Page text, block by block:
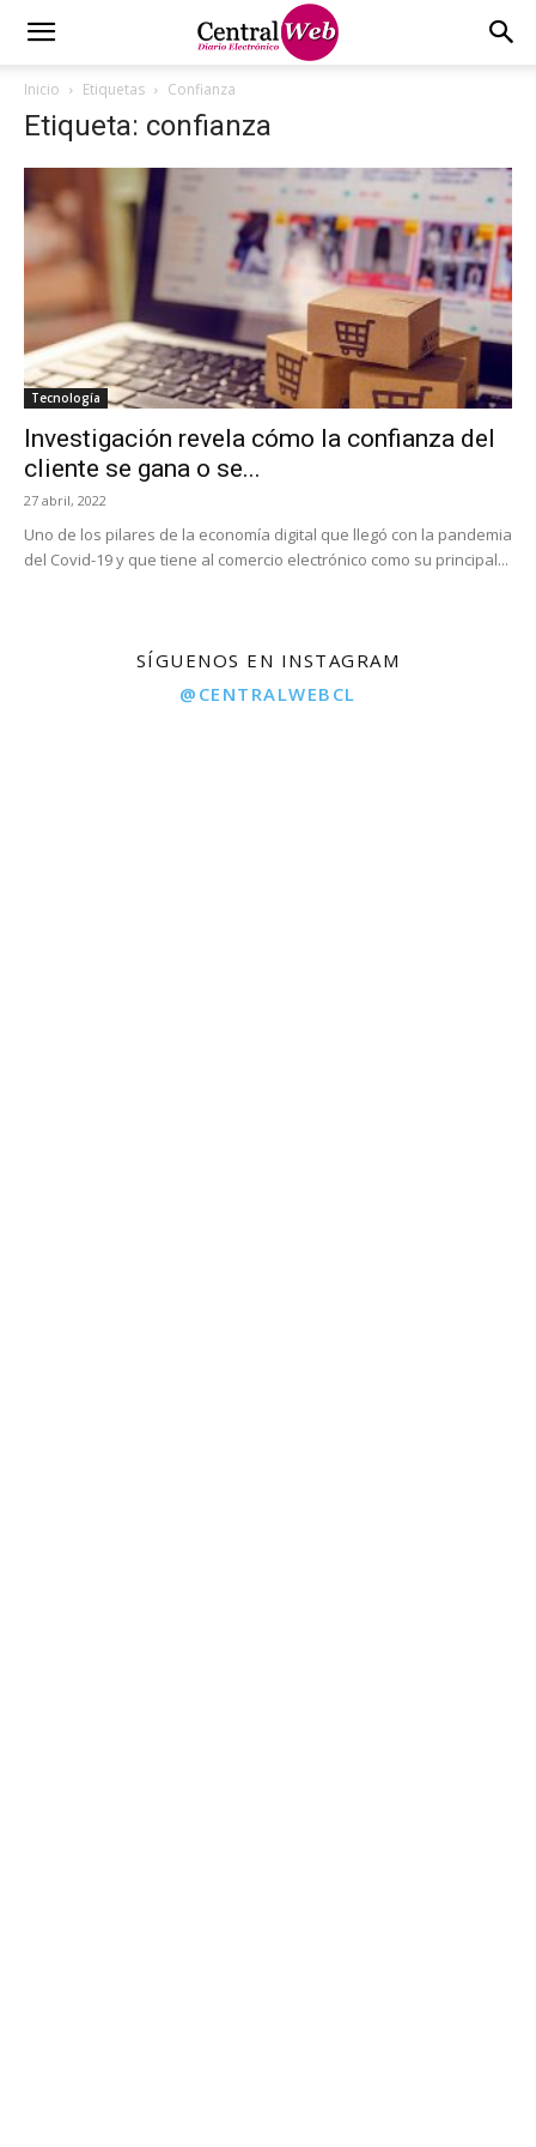
Inicio Etiquetas Confianza
Etiqueta: confianza
Tecnología
Investigación revela cómo la confianza del
cliente se gana o se...
27 abril, 2022
Uno de los pilares de la economía digital que llegó con la pandemia
del Covid-19 y que tiene al comercio electrónico como su principal...
SÍGUENOS EN INSTAGRAM
@CENTRALWEBCL